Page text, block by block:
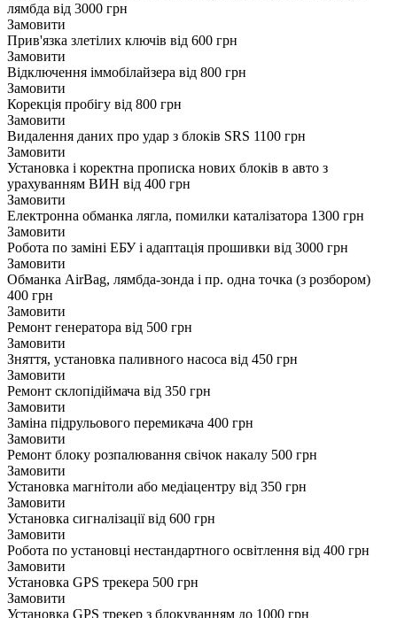
лямбда від 3000 грн
Замовити
Прив'язка злетілих ключів від 600 грн
Замовити
Відключення іммобілайзера від 800 грн
Замовити
Корекція пробігу від 800 грн
Замовити
Видалення даних про удар з блоків SRS 1100 грн
Замовити
Установка і коректна прописка нових блоків в авто з
урахуванням ВИН від 400 грн
Замовити
Електронна обманка лягла, помилки каталізатора 1300 грн
Замовити
Робота по заміні ЕБУ і адаптація прошивки від 3000 грн
Замовити
Обманка AirBag, лямбда-зонда і пр. одна точка (з розбором)
400 грн
Замовити
Ремонт генератора від 500 грн
Замовити
Зняття, установка паливного насоса від 450 грн
Замовити
Ремонт склопідіймача від 350 грн
Замовити
Заміна підрульового перемикача 400 грн
Замовити
Ремонт блоку розпалювання свічок накалу 500 грн
Замовити
Установка магнітоли або медіацентру від 350 грн
Замовити
Установка сигналізації від 600 грн
Замовити
Робота по установці нестандартного освітлення від 400 грн
Замовити
Установка GPS трекера 500 грн
Замовити
Установка GPS трекер з блокуванням до 1000 грн